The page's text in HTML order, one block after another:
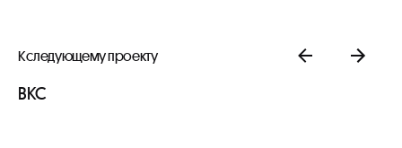
К следующему проекту
BKC